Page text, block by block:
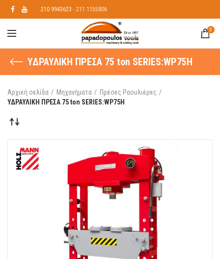
210 9943623 - 211 1155806
0
ΥΔΡΑΥΛΙΚΗ ΠΡΕΣΑ 75 ton SERIES:WP75H
Αρχική σελίδα Μηχανήματα
Πρέσες Ραουλιέρες
ΥΔΡΑΥΛΙΚΗ ΠΡΕΣΑ 75 ton SERIES:WP75H